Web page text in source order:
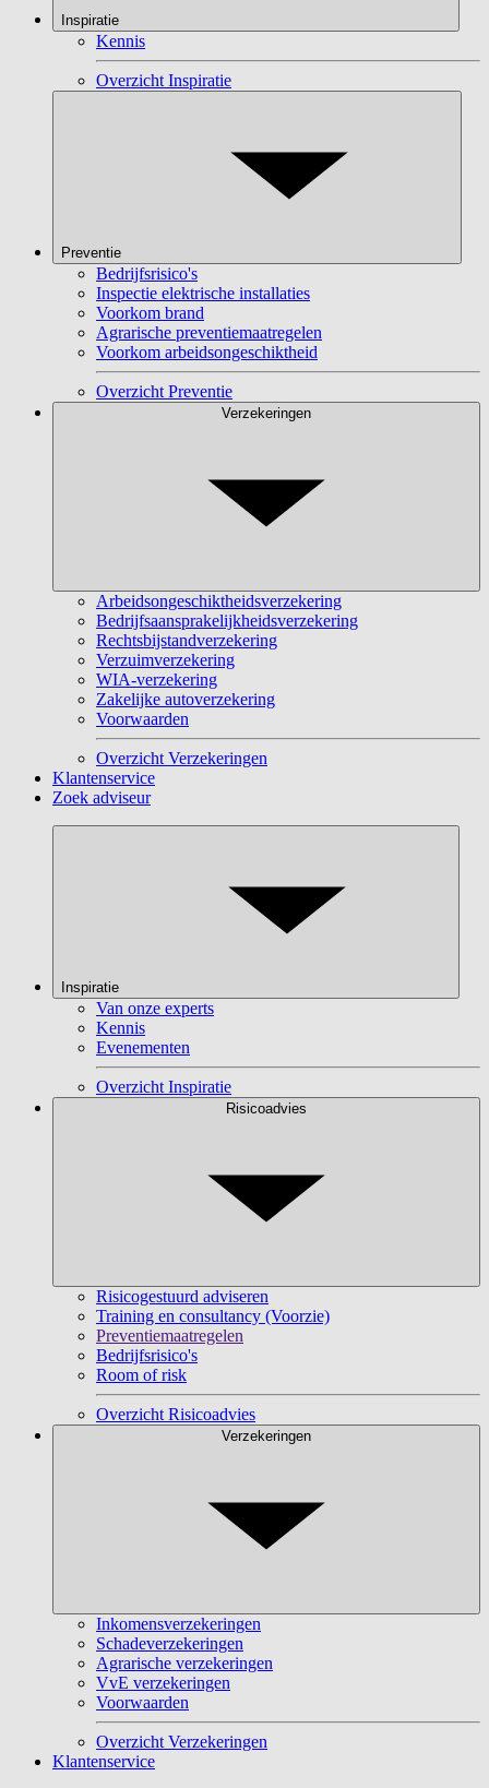
Inspiratie
Kennis
Overzicht Inspiratie
Preventie
Bedrijfsrisico's
Inspectie elektrische installaties
Voorkom brand
Agrarische preventiemaatregelen
Voorkom arbeidsongeschiktheid
Overzicht Preventie
Verzekeringen
Arbeidsongeschiktheidsverzekering
Bedrijfsaansprakelijkheidsverzekering
Rechtsbijstandverzekering
Verzuimverzekering
WIA-verzekering
Zakelijke autoverzekering
Voorwaarden
Overzicht Verzekeringen
Klantenservice
Zoek adviseur
Inspiratie
Van onze experts
Kennis
Evenementen
Overzicht Inspiratie
Risicoadvies
Risicogestuurd adviseren
Training en consultancy (Voorzie)
Preventiemaatregelen
Bedrijfsrisico's
Room of risk
Overzicht Risicoadvies
Verzekeringen
Inkomensverzekeringen
Schadeverzekeringen
Agrarische verzekeringen
VvE verzekeringen
Voorwaarden
Overzicht Verzekeringen
Klantenservice